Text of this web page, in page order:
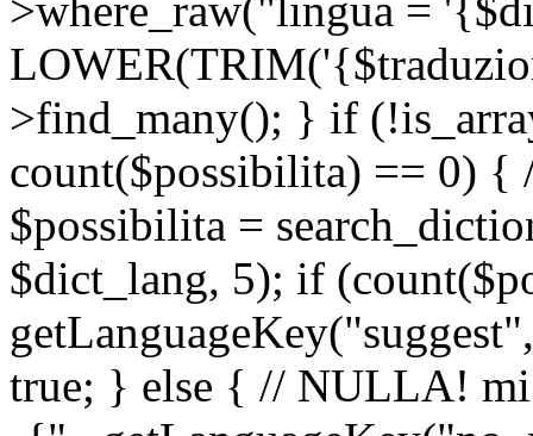
>where_raw("lingua =
>find_many(); } if
count($possibilita) == 0) {
$possibilita =
$dict_lang, 5); if
true; } else { // NULLA! mi